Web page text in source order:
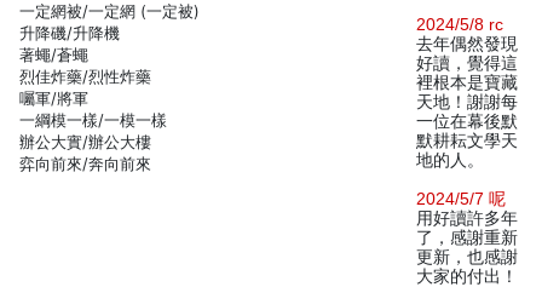
一定網被/一定網 (一定被)
升降磯/升降機
著蠅/蒼蠅
烈佳炸藥/烈性炸藥
囑軍/將軍
一綱模一樣/一模一樣
辦公大實/辦公大樓
弈向前來/奔向前來
2024/5/8 rc
去年偶然發現
好讀，覺得這
裡根本是寶藏
天地！謝謝每
一位在幕後默
默耕耘文學天
地的人。
2024/5/7 呢
用好讀許多年
了，感謝重新
更新，也感謝
大家的付出！